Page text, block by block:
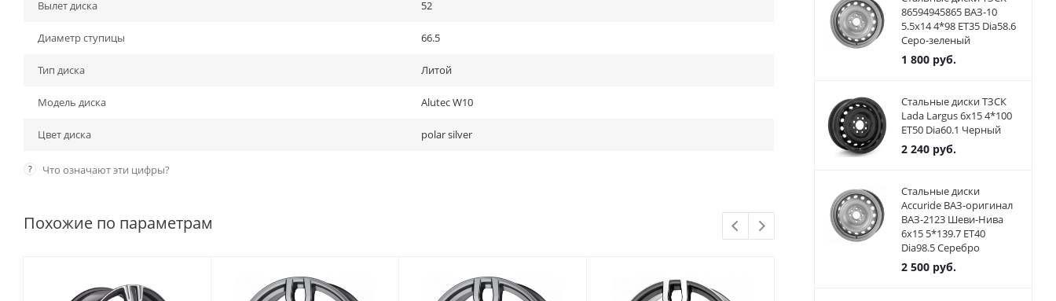
Вылет диска 52
Диаметр ступицы 66.5
Тип диска Литой
Модель диска Alutec W10
Цвет диска polar silver
? Что означают эти цифры?
Похожие по параметрам
86594945865 ВАЗ-10
5.5x14 4*98 ET35 Dia58.6
Серо-зеленый
1 800руб.
Стальные диски ТЗСК
Lada Largus 6x15 4*100
ET50 Dia60.1 Черный
2 240руб.
Стальные диски
Accuride ВАЗ-оригинал
ВАЗ-2123 Шеви-Нива
6x15 5*139.7 ET40
Dia98.5 Серебро
2 500руб.